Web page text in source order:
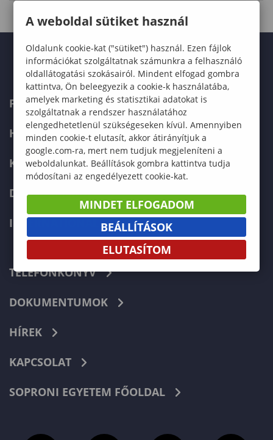
FELVÉTELIZŐKNEK
HALLGATÓKNAK
KÉPZÉSEK
DOKTORI ISKOLA
INTERNATIONAL
TELEFONKÖNYV
DOKUMENTUMOK
HÍREK
KAPCSOLAT
SOPRONI EGYETEM FŐOLDAL
A weboldal sütiket használ
Oldalunk cookie-kat ("sütiket") használ. Ezen fájlok
információkat szolgáltatnak számunkra a felhasználó
oldallátogatási szokásairól. Mindent elfogad gombra
kattintva, Ön beleegyezik a cookie-k használatába,
amelyek marketing és statisztikai adatokat is
szolgáltatnak a rendszer használatához
elengedhetetlenül szükségeseken kívül. Amennyiben
minden cookie-t elutasít, akkor átirányítjuk a
google.com-ra, mert nem tudjuk megjeleníteni a
weboldalunkat. Beállítások gombra kattintva tudja
módosítani az engedélyezett cookie-kat.
MINDET ELFOGADOM
BEÁLLÍTÁSOK
ELUTASÍTOM